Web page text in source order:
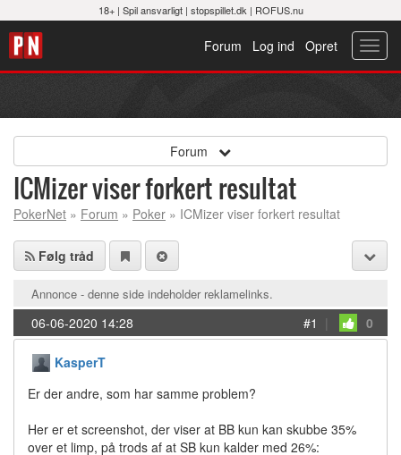
18+ | Spil ansvarligt| stopspillet.dk | ROFUS.nu
Opret
Log ind
Forum
Forum
ICMizer viser forkert resultat
PokerNet » Forum » Poker » ICMizer viser forkert resultat
Følg tråd
Annonce - denne side indeholder reklamelinks.
06-06-2020 14:28 #1 | 0
KasperT
Er der andre, som har samme problem?
Her er et screenshot, der viser at BB kun kan skubbe 35%
over et limp, på trods af at SB kun kalder med 26%: